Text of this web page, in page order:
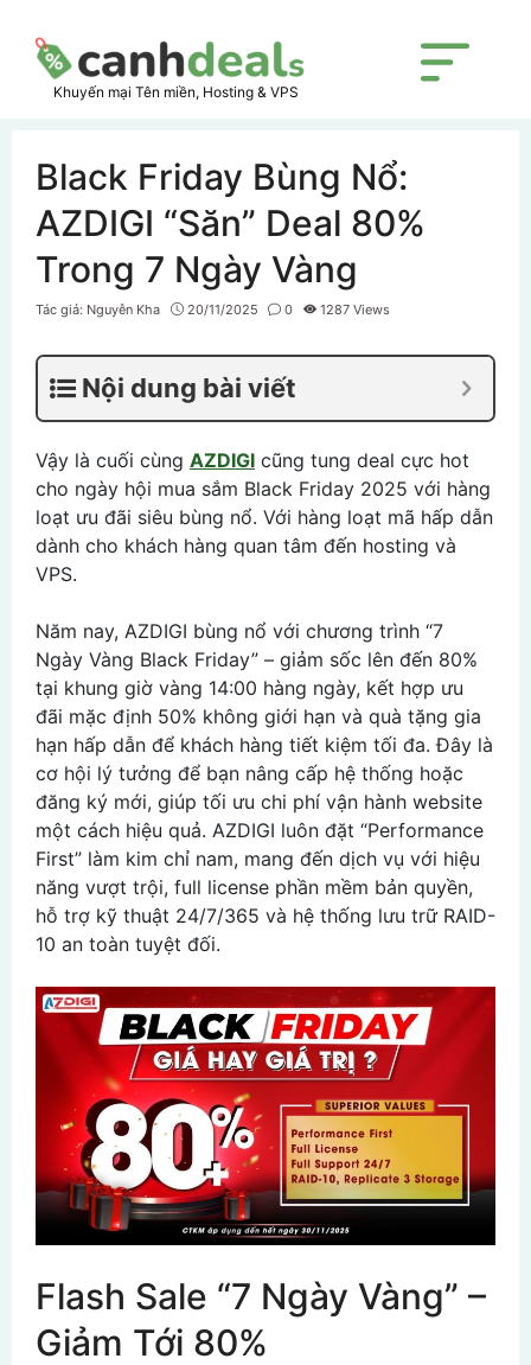
content
Khuyến mại Tên miền, Hosting & VPS
Menu
Black Friday Bùng Nổ:
AZDIGI “Săn” Deal 80%
Trong 7 Ngày Vàng
Tác giả: Nguyễn Kha 20/11/2025 0 1287 Views
Nội dung bài viết
Vậy là cuối cùng AZDIGI cũng tung deal cực hot
cho ngày hội mua sắm Black Friday 2025 với hàng
loạt ưu đãi siêu bùng nổ. Với hàng loạt mã hấp dẫn
dành cho khách hàng quan tâm đến hosting và
VPS.
Năm nay, AZDIGI bùng nổ với chương trình “7
Ngày Vàng Black Friday” – giảm sốc lên đến 80%
tại khung giờ vàng 14:00 hàng ngày, kết hợp ưu
đãi mặc định 50% không giới hạn và quà tặng gia
hạn hấp dẫn để khách hàng tiết kiệm tối đa. Đây là
cơ hội lý tưởng để bạn nâng cấp hệ thống hoặc
đăng ký mới, giúp tối ưu chi phí vận hành website
một cách hiệu quả. AZDIGI luôn đặt “Performance
First” làm kim chỉ nam, mang đến dịch vụ với hiệu
năng vượt trội, full license phần mềm bản quyền,
hỗ trợ kỹ thuật 24/7/365 và hệ thống lưu trữ RAID-
10 an toàn tuyệt đối.​
Flash Sale “7 Ngày Vàng” –
Giảm Tới 80%